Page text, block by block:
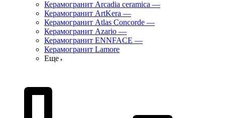
Керамогранит Arcadia ceramica —
Керамогранит ArtKera —
Керамогранит Atlas Concorde —
Керамогранит Azario —
Керамогранит ENNFACE —
Керамогранит Lamore
Еще